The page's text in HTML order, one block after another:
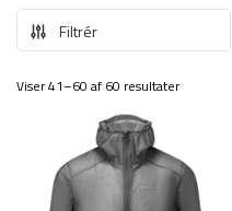
Filtrér
Viser 41–60 af 60 resultater